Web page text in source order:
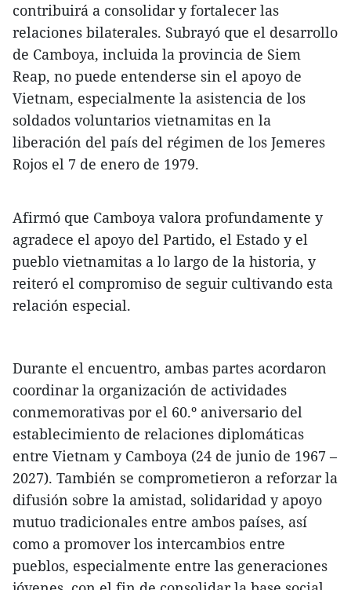
contribuirá a consolidar y fortalecer las
relaciones bilaterales. Subrayó que el desarrollo
de Camboya, incluida la provincia de Siem
Reap, no puede entenderse sin el apoyo de
Vietnam, especialmente la asistencia de los
soldados voluntarios vietnamitas en la
liberación del país del régimen de los Jemeres
Rojos el 7 de enero de 1979.
Afirmó que Camboya valora profundamente y
agradece el apoyo del Partido, el Estado y el
pueblo vietnamitas a lo largo de la historia, y
reiteró el compromiso de seguir cultivando esta
relación especial.
Durante el encuentro, ambas partes acordaron
coordinar la organización de actividades
conmemorativas por el 60.º aniversario del
establecimiento de relaciones diplomáticas
entre Vietnam y Camboya (24 de junio de 1967 –
2027). También se comprometieron a reforzar la
difusión sobre la amistad, solidaridad y apoyo
mutuo tradicionales entre ambos países, así
como a promover los intercambios entre
pueblos, especialmente entre las generaciones